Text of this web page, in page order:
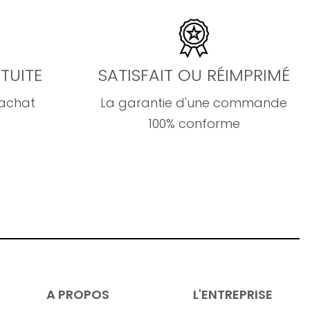
SATISFAIT OU RÉIMPRIMÉ
La garantie d'une commande
100% conforme
A PROPOS L'ENTREPRISE